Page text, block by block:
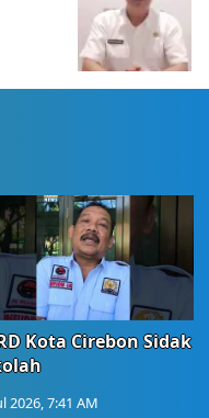
Kota Cirebon Sidak
2026, 7:41 AM